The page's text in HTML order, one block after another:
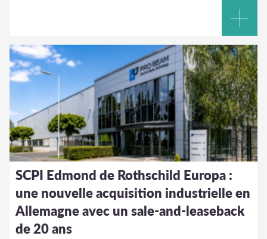
SCPI Edmond de Rothschild Europa :
une nouvelle acquisition industrielle en
Allemagne avec un sale-and-leaseback
de 20 ans